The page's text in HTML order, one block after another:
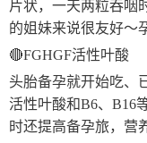
片状，一天两粒吞咽
的姐妹来说很友好～
🔴FGHGF活性叶酸
头胎备孕就开始吃、
活性叶酸和B6、B16
时还提高备孕旅，营